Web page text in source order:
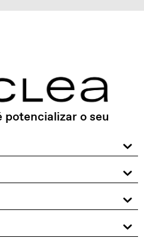
potencializar o seu